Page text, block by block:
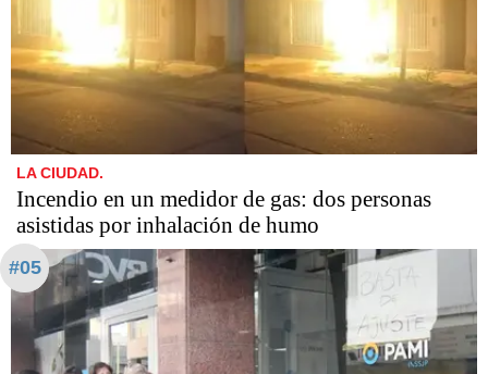
LA CIUDAD.
Incendio en un medidor de gas: dos personas
asistidas por inhalación de humo
#05